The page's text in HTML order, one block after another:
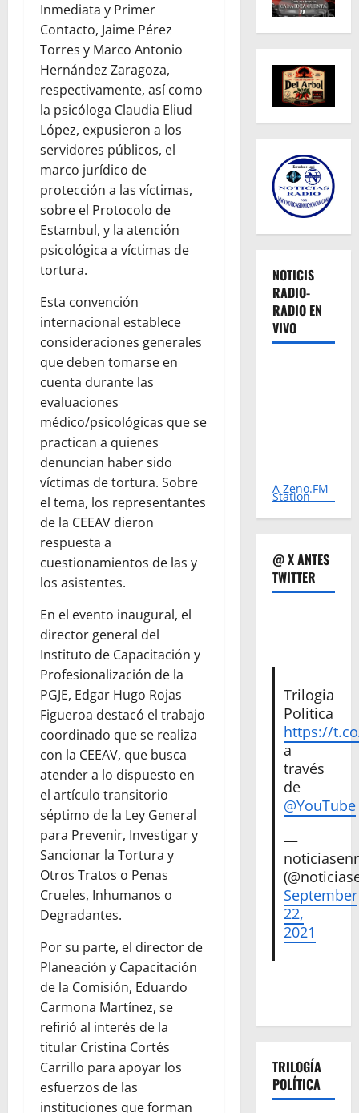
Inmediata y Primer
Contacto, Jaime Pérez
Torres y Marco Antonio
Hernández Zaragoza,
respectivamente, así como
la psicóloga Claudia Eliud
López, expusieron a los
servidores públicos, el
marco jurídico de
protección a las víctimas,
sobre el Protocolo de
Estambul, y la atención
psicológica a víctimas de
tortura.
Esta convención
internacional establece
consideraciones generales
que deben tomarse en
cuenta durante las
evaluaciones
médico/psicológicas que se
practican a quienes
denuncian haber sido
víctimas de tortura. Sobre
el tema, los representantes
de la CEEAV dieron
respuesta a
cuestionamientos de las y
los asistentes.
En el evento inaugural, el
director general del
Instituto de Capacitación y
Profesionalización de la
PGJE, Edgar Hugo Rojas
Figueroa destacó el trabajo
coordinado que se realiza
con la CEEAV, que busca
atender a lo dispuesto en
el artículo transitorio
séptimo de la Ley General
para Prevenir, Investigar y
Sancionar la Tortura y
Otros Tratos o Penas
Crueles, Inhumanos o
Degradantes.
Por su parte, el director de
Planeación y Capacitación
de la Comisión, Eduardo
Carmona Martínez, se
refirió al interés de la
titular Cristina Cortés
Carrillo para apoyar los
esfuerzos de las
instituciones que forman
NOTICIS
RADIO-
RADIO EN
VIVO
A Zeno.FM
Station
@ X ANTES
TWITTER
Trilogia
Politica
https://
a
través
de
@YouTube
—
September
22,
2021
TRILOGÍA
POLÍTICA